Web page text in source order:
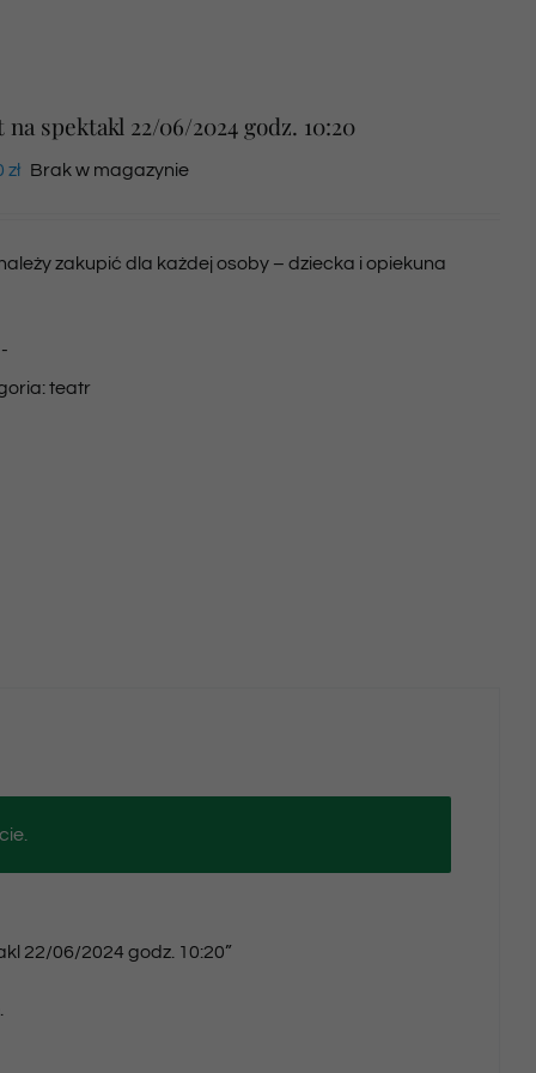
na spektakl 22/06/2024 godz. 10:20
zł Brak w magazynie
zakupić dla każdej osoby – dziecka i opiekuna
-
teatr
22/06/2024 godz. 10:20”